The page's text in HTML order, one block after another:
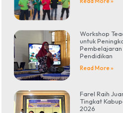
Workshop
untuk
Pendidikan
Read More »
Farel Raih
Tingkat
2026